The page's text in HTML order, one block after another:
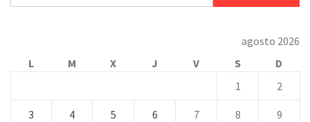
agosto 2026
L
M X J V S
D
1
2
3 4 5 6 7 8 9